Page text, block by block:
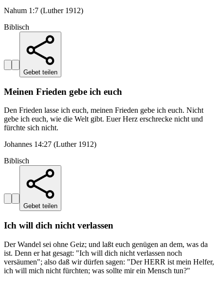
Nahum 1:7 (Luther 1912)
Biblisch
Gebet teilen
Meinen Frieden gebe ich euch
Den Frieden lasse ich euch, meinen Frieden gebe ich euch. Nicht
gebe ich euch, wie die Welt gibt. Euer Herz erschrecke nicht und
fürchte sich nicht.
Johannes 14:27 (Luther 1912)
Biblisch
Gebet teilen
Ich will dich nicht verlassen
Der Wandel sei ohne Geiz; und laßt euch genügen an dem, was da
ist. Denn er hat gesagt: "Ich will dich nicht verlassen noch
versäumen"; also daß wir dürfen sagen: "Der HERR ist mein Helfer,
ich will mich nicht fürchten; was sollte mir ein Mensch tun?"